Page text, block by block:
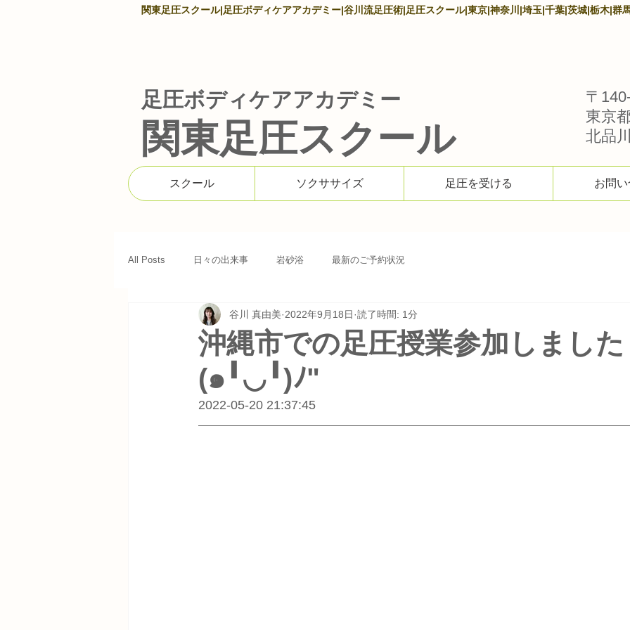
関東足圧スクール|足圧ボディケアアカデミー|谷川流足圧術|足圧スクール|東京|神奈川|埼玉|千葉|茨城|栃木|群
足圧ボディケアアカデミー
関東足圧スクール
〒
東京
北品
スクール ソクササイズ 足圧を受ける お問
All Posts 日々の出来事 岩砂浴 最新のご予約状況
沖縄市での足圧授業参加しまし
(๑╹◡╹)ﾉ"
谷川 真由美 2022年9月18日 読了時間: 1分
2022-05-20 21:37:45